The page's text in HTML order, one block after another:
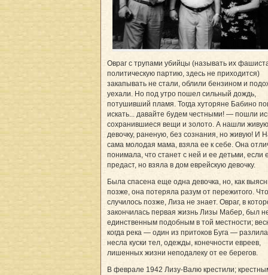
Овраг с трупами убийцы (называть их
политическую партию, здесь не приходится)
закапывать не стали, облили бензином и
уехали. Но под утро пошел сильный дождь,
потушивший пламя. Тогда хуторяне Бабино
искать... давайте будем честными! — пошли
сохранившиеся вещи и золото. А нашли живую
девочку, раненую, без сознания, но живую! И
сама молодая мама, взяла ее к себе. Она
понимала, что станет с ней и ее детьми, если
предаст, но взяла в дом еврейскую девочку.
Была спасена еще одна девочка, но, как
позже, она потеряла разум от пережитого.
случилось позже, Лиза не знает. Овраг, в
закончилась первая жизнь Лизы Мабер, был
единственным подобным в той местности;
когда река — один из притоков Буга —
несла куски тел, одежды, конечности евреев,
лишенных жизни неподалеку от ее берегов.
В феврале 1942 Лизу-Валю крестили;